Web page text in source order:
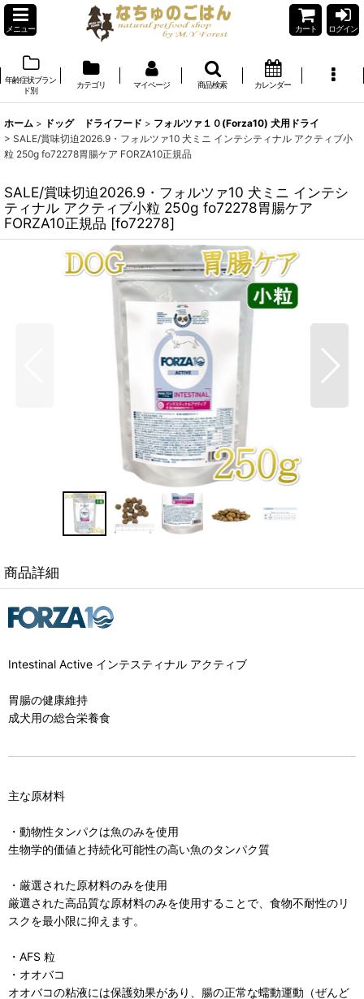
メニュー カート ログイン
年齢症状ブラン
ド別
カテゴリ マイページ 商品検索 カレンダー
ホーム > ドッグ ドライフード > フォルツァ１０(Forza10) 犬用ドライ
> SALE/賞味切迫2026.9・フォルツァ10 犬ミニ インテシティナル アクティブ小
粒 250g fo72278胃腸ケア FORZA10正規品
SALE/賞味切迫2026.9・フォルツァ10 犬ミニ インテシ
ティナル アクティブ小粒 250g fo72278胃腸ケア
FORZA10正規品 [fo72278]
商品詳細
Intestinal Active インテスティナル アクティブ
胃腸の健康維持
成犬用の総合栄養食
主な原材料
・動物性タンパクは魚のみを使用
生物学的価値と持続化可能性の高い魚のタンパク質
・厳選された原材料のみを使用
厳選された高品質な原材料のみを使用することで、食物不耐性のリ
スクを最小限に抑えます。
・AFS 粒
・オオバコ
オオバコの粘液には保護効果があり、腸の正常な蠕動運動（ぜんど